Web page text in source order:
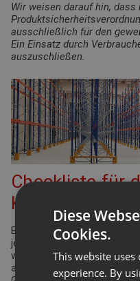
Wir weisen darauf hin, dass
ausschließlich für den
Ein Einsatz durch
auszuschließen.
Checkliste für
Konfigurator
Bei der Planung Ihrer
jede Menge Punkte zu
werden durch die
auch Ergonomie und
Diese
Cookies.
This website
experience. By